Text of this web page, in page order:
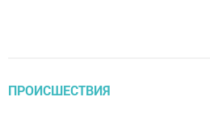
ПРОИСШЕСТВИЯ